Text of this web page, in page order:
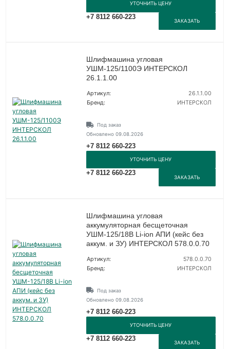
УТОЧНИТЬ ЦЕНУ
+7 8112 660-223
ЗАКАЗАТЬ
Шлифмашина угловая
УШМ-125/1100Э ИНТЕРСКОЛ
26.1.1.00
Артикул:
26.1.1.00
Бренд:
ИНТЕРСКОЛ
Под заказ
Обновлено 09.08.2026
+7 8112 660-223
УТОЧНИТЬ ЦЕНУ
+7 8112 660-223
ЗАКАЗАТЬ
Шлифмашина угловая
аккумуляторная бесщеточная
УШМ-125/18В Li-ion АПИ (кейс без
аккум. и ЗУ) ИНТЕРСКОЛ 578.0.0.70
Артикул:
578.0.0.70
Бренд:
ИНТЕРСКОЛ
Под заказ
Обновлено 09.08.2026
+7 8112 660-223
УТОЧНИТЬ ЦЕНУ
+7 8112 660-223
ЗАКАЗАТЬ